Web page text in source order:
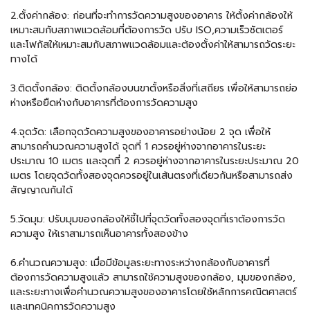
2.ตั้งค่ากล้อง: ก่อนที่จะทำการวัดความสูงของอาคาร ให้ตั้งค่ากล้องให้
เหมาะสมกับสภาพแวดล้อมที่ต้องการวัด ปรับ ISO,ความเร็วชัตเตอร์
และโฟกัสให้เหมาะสมกับสภาพแวดล้อมและต้องตั้งค่าให้สามารถวัดระยะ
ทางได้
3.ติดตั้งกล้อง: ติดตั้งกล้องบนขาตั้งหรือสิ่งที่เสถียร เพื่อให้สามารถย่อ
ห่างหรือยืดห่างกับอาคารที่ต้องการวัดความสูง
4.จุดวัด: เลือกจุดวัดความสูงของอาคารอย่างน้อย 2 จุด เพื่อให้
สามารถคำนวณความสูงได้ จุดที่ 1 ควรอยู่ห่างจากอาคารในระยะ
ประมาณ 10 เมตร และจุดที่ 2 ควรอยู่ห่างจากอาคารในระยะประมาณ 20
เมตร โดยจุดวัดทั้งสองจุดควรอยู่ในเส้นตรงที่เดียวกันหรือสามารถส่ง
สัญญาณกันได้
5.วัดมุม: ปรับมุมของกล้องให้ชี้ไปที่จุดวัดทั้งสองจุดที่เราต้องการวัด
ความสูง ให้เราสามารถเห็นอาคารทั้งสองข้าง
6.คำนวณความสูง: เมื่อมีข้อมูลระยะทางระหว่างกล้องกับอาคารที่
ต้องการวัดความสูงแล้ว สามารถใช้ความสูงของกล้อง, มุมของกล้อง,
และระยะทางเพื่อคำนวณความสูงของอาคารโดยใช้หลักการคณิตศาสตร์
และเทคนิคการวัดความสูง